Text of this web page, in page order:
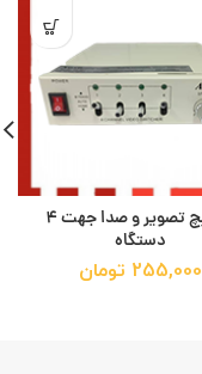
سوئیچ تصویر و صدا جهت ۴
دستگاه
255,000 تومان